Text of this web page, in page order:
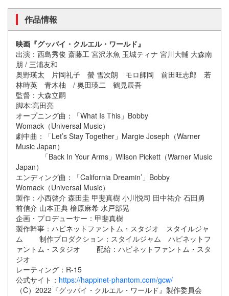
作品情報
映画『グッバイ・クルエル・ワールド』
出演：⻄島秀俊 斎藤工 宮沢氷魚 玉城ティナ 宮川大輔 大森南
朋 / 三浦友和
奥野瑛太 片岡礼子 螢 雪次朗 モロ師岡 前田旺志郎 若
林時英 青木柚 / 奥田瑛二 鶴見辰吾
監督：大森立嗣
脚本:高田亮
オープニング曲：「What Is This」Bobby
Womack（Universal Music）
劇中曲：「Let’s Stay Together」Margie Joseph（Warner
Music Japan）
「Back In Your Arms」Wilson Pickett（Warner Music
Japan）
エンディング曲：「California Dreamin’」Bobby
Womack（Universal Music）
製作：小西啓介 森田圭 甲斐真樹 小川悦司 田中祐介 石田勇
前信介 山本正典 檜原麻希 水戸部晃
企画・プロデューサー：甲斐真樹
製作幹事：ハピネットファントム・スタジオ スタイルジャ
ム 制作プロダクション：スタイルジャム ハピネットフ
ァントム・スタジオ 配給：ハピネットファントム・スタ
ジオ
レーティング：R-15
公式サイト： https://happinet-phantom.com/gcw/
（C）2022『グッバイ・クルエル・ワールド』製作委員会